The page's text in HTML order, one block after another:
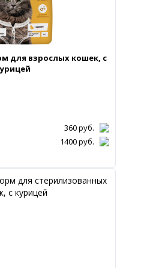
для взрослых кошек, с
360руб.
1400руб.